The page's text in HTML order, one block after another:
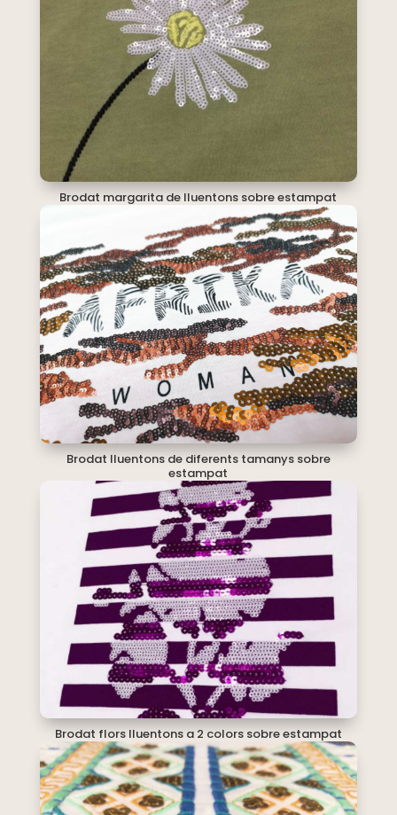
Brodat margarita de lluentons sobre estampat
Brodat lluentons de diferents tamanys sobre
estampat
Brodat flors lluentons a 2 colors sobre estampat